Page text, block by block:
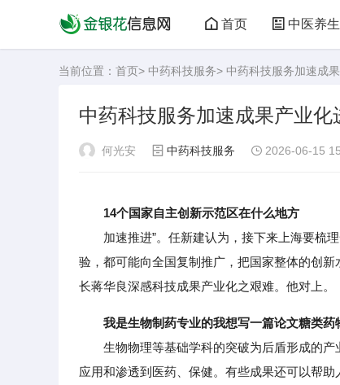
首页 中医养生
当前位置： 首页> 中药科技服务> 中药科技服务加速成
中药科技服务加速成果产业化
何光安 中药科技服务 2026-06-15
14个国家自主创新示范区在什么地方
加速推进”。任新建认为，接下来上海要梳理
验，都可能向全国复制推广，把国家整体的创
长蒋华良深感科技成果产业化之艰难。他对上。
我是生物制药专业的我想写一篇论文糖类药
生物物理等基础学科的突破为后盾形成的产
应用和渗透到医药、保健。有些成果还可以帮